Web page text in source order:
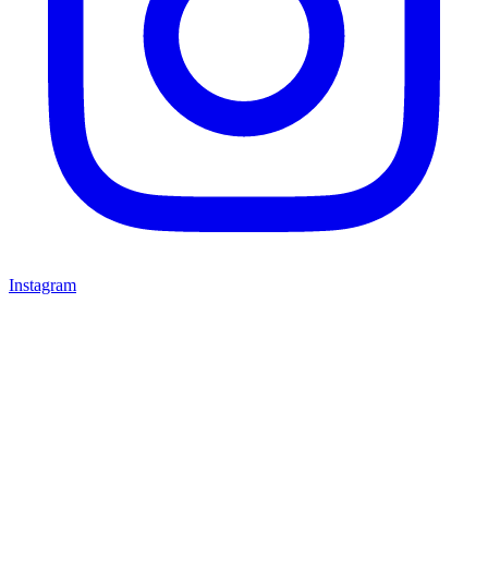
Instagram